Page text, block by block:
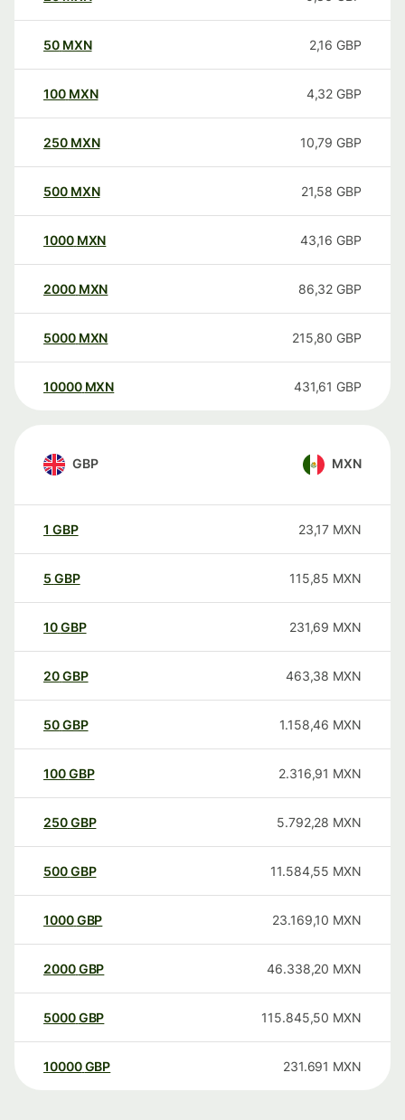
50 MXN 2,16 GBP
100 MXN 4,32 GBP
250 MXN 10,79 GBP
500 MXN 21,58 GBP
1000 MXN 43,16 GBP
2000 MXN 86,32 GBP
5000 MXN 215,80 GBP
10000 MXN 431,61 GBP
GBP MXN
1 GBP 23,17 MXN
5 GBP 115,85 MXN
10GBP 231,69 MXN
20GBP 463,38 MXN
50GBP 1.158,46 MXN
100GBP 2.316,91 MXN
250GBP 5.792,28 MXN
500GBP 11.584,55 MXN
1000GBP 23.169,10 MXN
2000GBP 46.338,20 MXN
5000GBP 115.845,50 MXN
10000 GBP 231.691 MXN